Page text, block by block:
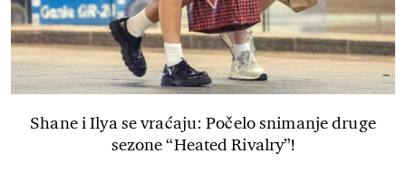
Shane i Ilya se vraćaju: Počelo snimanje druge
sezone “Heated Rivalry”!